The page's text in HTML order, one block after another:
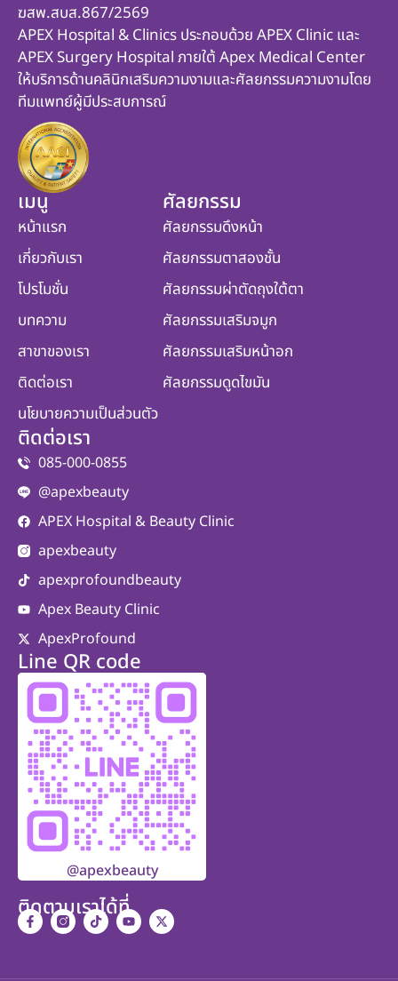
ฆสพ.สบส.867/2569
APEX Hospital & Clinics ประกอบด้วย APEX Clinic และ
APEX Surgery Hospital ภายใต้ Apex Medical Center
ให้บริการด้านคลินิกเสริมความงามและศัลยกรรมความงามโดย
ทีมแพทย์ผู้มีประสบการณ์
เมนู
หน้าแรก
เกี่ยวกับเรา
โปรโมชั่น
บทความ
สาขาของเรา
ติดต่อเรา
นโยบายความเป็นส่วนตัว
ศัลยกรรม
ศัลยกรรมดึงหน้า
ศัลยกรรมตาสองชั้น
ศัลยกรรมผ่าตัดถุงใต้ตา
ศัลยกรรมเสริมจมูก
ศัลยกรรมเสริมหน้าอก
ศัลยกรรมดูดไขมัน
ติดต่อเรา
085-000-0855
@apexbeauty
APEX Hospital & Beauty Clinic
apexbeauty
apexprofoundbeauty
Apex Beauty Clinic
ApexProfound
Line QR code
@apexbeauty
ติดตามเราได้ที่